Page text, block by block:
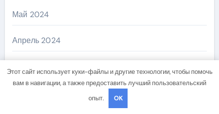
Май 2024
Апрель 2024
Этот сайт использует куки-файлы и другие технологии, чтобы помочь
вам в навигации, а также предоставить лучший пользовательский
опыт.
OK